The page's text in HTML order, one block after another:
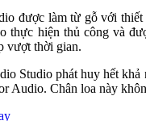
được làm từ gỗ với
hiện thủ công và
vượt thời gian.
Studio phát huy hết khả
Audio. Chân loa này